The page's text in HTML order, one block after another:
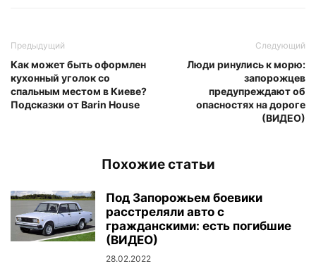
Предыдущий
Как может быть оформлен
кухонный уголок со
спальным местом в Киеве?
Подсказки от Barin House
Следующий
Люди ринулись к морю:
запорожцев
предупреждают об
опасностях на дороге
(ВИДЕО)
Похожие статьи
Под Запорожьем боевики
расстреляли авто с
гражданскими: есть погибшие
(ВИДЕО)
28.02.2022